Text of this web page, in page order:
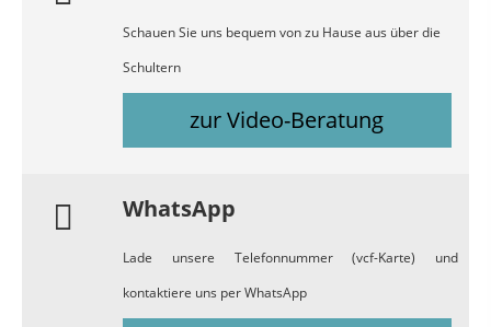
Schauen Sie uns bequem von zu Hause aus über die
Schultern
zur Video-Beratung
WhatsApp
Lade unsere Telefonnummer (vcf-Karte) und
kontaktiere uns per WhatsApp